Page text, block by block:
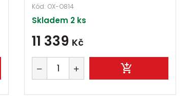
Kód: OX-O814
Skladem 2 ks
11 339 Kč